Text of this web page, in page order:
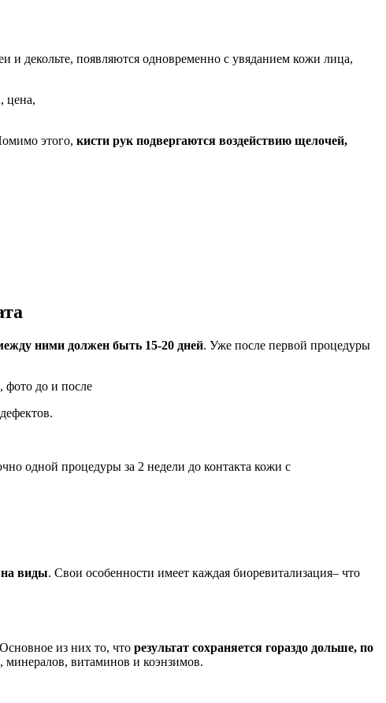
и декольте, появляются одновременно с увяданием кожи лица,
этого, кисти рук подвергаются воздействию щелочей,
ними должен быть 15-20 дней. Уже после первой процедуры
одной процедуры за 2 недели до контакта кожи с
на виды. Свои особенности имеет каждая биоревитализация– что
из них то, что результат сохраняется гораздо дольше, по
минералов, витаминов и коэнзимов.